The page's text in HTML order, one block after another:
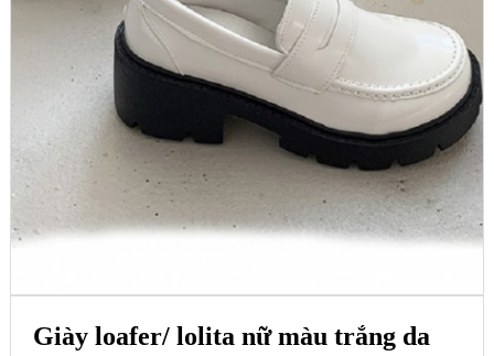
Giày loafer/ lolita nữ màu trắng da